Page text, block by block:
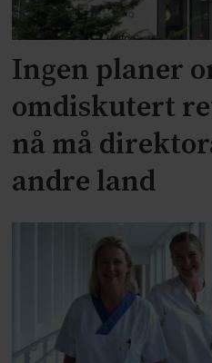
Ingen planer
omdiskutert
nå må
andre land